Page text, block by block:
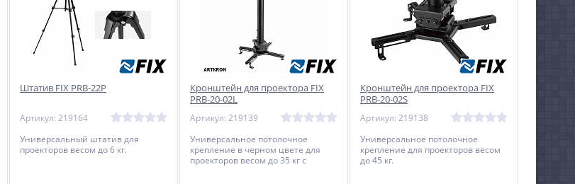
Штатив FIX PRB-22P
Артикул: 219164
Универсальный штатив для
проекторов весом до 6 кг.
Кронштейн для проектора FIX
PRB-20-02L
Артикул: 219139
Универсальное потолочное
крепление в черном цвете для
проекторов весом до 35 кг c
Кронштейн для проектора FIX
PRB-20-02S
Артикул: 219138
Универсальное потолочное
крепление для проекторов весом
до 45 кг.